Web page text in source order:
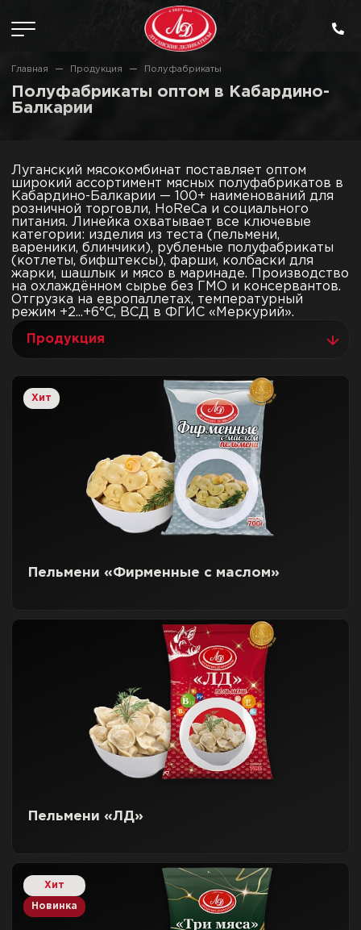
Главная Продукция Полуфабрикаты
Полуфабрикаты оптом в Кабардино-
Балкарии
Луганский мясокомбинат поставляет оптом
широкий ассортимент мясных полуфабрикатов в
Кабардино-Балкарии — 100+ наименований для
розничной торговли, HoReCa и социального
питания. Линейка охватывает все ключевые
категории: изделия из теста (пельмени,
вареники, блинчики), рубленые полуфабрикаты
(котлеты, бифштексы), фарши, колбаски для
жарки, шашлык и мясо в маринаде. Производство
на охлаждённом сырье без ГМО и консервантов.
Отгрузка на европаллетах, температурный
режим +2...+6°C, ВСД в ФГИС «Меркурий».
Продукция
Хит
Пельмени «Фирменные с маслом»
Пельмени «ЛД»
Хит
Новинка